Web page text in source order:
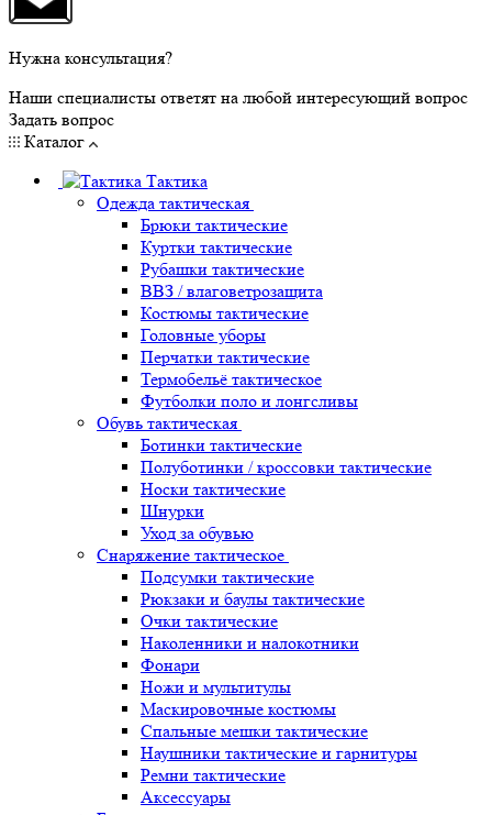
Нужна консультация?
Наши специалисты ответят на любой интересующий вопрос
Задать вопрос
Каталог
Тактика
Одежда тактическая
Брюки тактические
Куртки тактические
Рубашки тактические
ВВЗ / влаговетрозащита
Костюмы тактические
Головные уборы
Перчатки тактические
Термобельё тактическое
Футболки поло и лонгсливы
Обувь тактическая
Ботинки тактические
Полуботинки / кроссовки тактические
Носки тактические
Шнурки
Уход за обувью
Снаряжение тактическое
Подсумки тактические
Рюкзаки и баулы тактические
Очки тактические
Наколенники и налокотники
Фонари
Ножи и мультитулы
Маскировочные костюмы
Спальные мешки тактические
Наушники тактические и гарнитуры
Ремни тактические
Аксессуары